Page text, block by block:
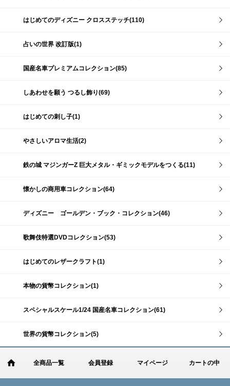
はじめてのディズニー クロスステッチ(110)
占いの世界 改訂版(1)
国産名車プレミアムコレクション(85)
しあわせを願う つるし飾り(69)
はじめての刺し子(1)
やさしいアロマ生活(2)
鉄の城 マジンガーZ 巨大メタル・ギミックモデルをつくる(11)
懐かしの商用車コレクション(64)
ディズニー ゴールデン・ブック・コレクション(46)
歌舞伎特選DVDコレクション(53)
はじめてのレザークラフト(1)
本物の貨幣コレクション(1)
スペシャルスケール1/24 国産名車コレクション(61)
世界の貨幣コレクション(5)
全商品一覧 会員登録 マイページ カートの中